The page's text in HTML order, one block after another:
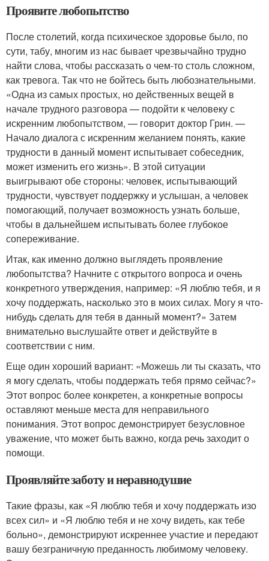
Проявите любопытство
После столетий, когда психическое здоровье было, по
сути, табу, многим из нас бывает чрезвычайно трудно
найти слова, чтобы рассказать о чем-то столь сложном,
как тревога. Так что не бойтесь быть любознательными.
«Одна из самых простых, но действенных вещей в
начале трудного разговора — подойти к человеку с
искренним любопытством, — говорит доктор Грин. —
Начало диалога с искренним желанием понять, какие
трудности в данный момент испытывает собеседник,
может изменить его жизнь». В этой ситуации
выигрывают обе стороны: человек, испытывающий
трудности, чувствует поддержку и услышан, а человек
помогающий, получает возможность узнать больше,
чтобы в дальнейшем испытывать более глубокое
сопереживание.
Итак, как именно должно выглядеть проявление
любопытства? Начните с открытого вопроса и очень
конкретного утверждения, например: «Я люблю тебя, и я
хочу поддержать, насколько это в моих силах. Могу я что-
нибудь сделать для тебя в данный момент?» Затем
внимательно выслушайте ответ и действуйте в
соответствии с ним.
Еще один хороший вариант: «Можешь ли ты сказать, что
я могу сделать, чтобы поддержать тебя прямо сейчас?»
Этот вопрос более конкретен, а конкретные вопросы
оставляют меньше места для неправильного
понимания. Этот вопрос демонстрирует безусловное
уважение, что может быть важно, когда речь заходит о
помощи.
Проявляйте заботу и неравнодушие
Такие фразы, как «Я люблю тебя и хочу поддержать изо
всех сил» и «Я люблю тебя и не хочу видеть, как тебе
больно», демонстрируют искреннее участие и передают
вашу безграничную преданность любимому человеку.